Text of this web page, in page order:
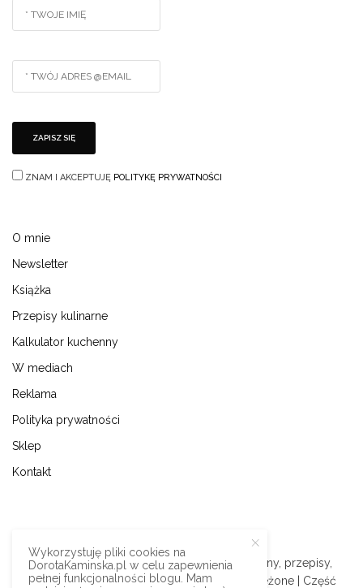
ZNAM I AKCEPTUJĘ POLITYKĘ PRYWATNOŚCI
O mnie
Newsletter
Książka
Przepisy kulinarne
Kalkulator kuchenny
W mediach
Reklama
Polityka prywatności
Sklep
Kontakt
© 2009-2024 | Dorota Kamińska blog kulinarny, przepisy,
podróże i styl życia | Wszystkie prawa zastrzeżone | Część
Wykorzystuję pliki cookies na
DorotaKaminska.pl w celu zapewnienia
pełnej funkcjonalności blogu. Mam